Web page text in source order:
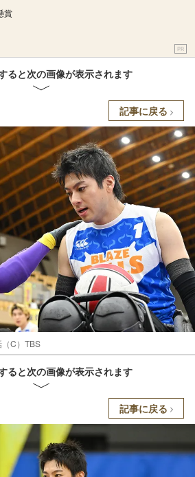
賞
PR
ると次の画像が表示されます
記事に戻る
C）TBS
ると次の画像が表示されます
記事に戻る